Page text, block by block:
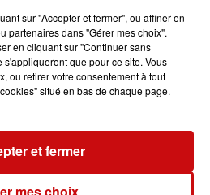
février 2023 à 20h00
sur "Accepter et fermer", ou affiner en
partenaires dans "Gérer mes choix".
en cliquant sur "Continuer sans
s'appliqueront que pour ce site. Vous
ou retirer votre consentement à tout
situé en bas de chaque page.
mes choix
et fermer